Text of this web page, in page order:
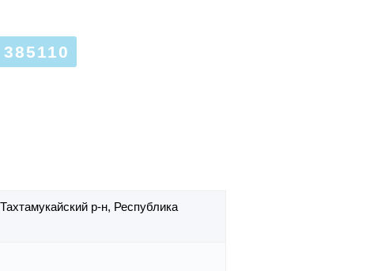
Тахтамукайский р-н, Республика